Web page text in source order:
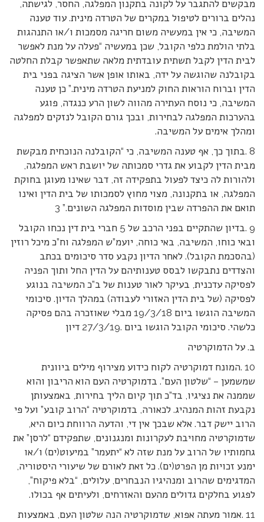
מבקשים להתגבר על לקונה בתקנון המפלגה, החסר, לגישתה,
נהלים ברורים לטיפול במקרים של הטרדה מינית. עוד טענה
המשיבה, כי אין במעשיה משום חריגה מסמכות ו/או התנהגות
בלתי הולמת כלפי הקובל, שכן במעשיה “פעלה על מנת לאפשר
לבית הדין לקבל תשתית עובדתית מלאה שתאפשר קבלת החלטה
בקובלנה שהוגשה על ידה, באותו אופן אשר הציגה בפני בית
הדין וברוח הוראות החוק למניעת הטרדה מינית.” כן טענה
המשיבה, כי נוסח העתירה מהווה לשון הרע כנגדה, פוגע
בהערכות המפלגה לבחירות, ובכך גורם הקובל לנזקים למפלגה
ומהלך אימים על המשיבה.
8 .בתוך כך, אף טענה המשיבה, כי “הקובלנה הנוכחית מבקשת
מבית הדין לקבוע את גדרי סמכותה של יושבת ראש המפלגה,
ולהורות לה כיצד לפעול בתפקידה זה, דבר שאינו מעוגן בחוקת
המפלגה, או בתקנונה, מצוי מחוץ לסמכותו של בית הדין ואינו
תואם את ההפרדה שבין מוסדות המפלגה השונים.” 3
9 .בדיון שהתקיים בפני הרכב של 5 חברי בית דין נכחו הקובל
ובאי כוחו, המשיבה, באי כוחה, יועמ”ש המפלגה וח”כ מיכל רוזין
(בהסכמת הקובל). לאחר הדיון נקבע סדר סיכומים בכתב
והצדדים נתבקשו לבסס טענותיהם על הדין החל ותוך הפניה
לפסיקה עדכנית, בעיקר לאור טענות של ב”כ המשיבה בנוגע
לפסיקה (של בית הדין האזורי לעבודה) במהלך הדיון. סיכומי
המשיבה הוגשו ביום 19/3/18 מבלי שאוזכרה בהם פסיקה
כלשהי. סיכומי הקובל הוגשו ביום .27/3/19 דיון
ב. על הדמוקרטיה
10 .המונח דמוקרטיה לקוח כידוע מצירוף מילים ביוונית
שמשמען – “שלטון העם”. בדמוקרטיה העם הוא הריבון והוא
שממנה את נציגיו, בד”כ תוך קיום הליך בחירות, באמצעותן
נקבעת זהות המנהיג. לכאורה, בדמוקרטיה “הרוב קובע” ועל פי
הרוב יישק דבר. אלא שבכך אין די, והדעה הרווחת כיום היא,
שדמוקרטיה מחויבת לעקרונות ומנגנונים, שתפקידם “לרסן” את
גחמותיו של הרוב על מנת שזה לא “יתעמר” במיעוט(ים) ו/או
ימנע זכויות מן הפרט(ים). כל זאת לאורם של שיעורי היסטוריה,
המדגימים שהרוב ומנהיגיו הנבחרים, עלולים, “בלא פיקוח”,
לפגוע בחלקים גדולים מהעם והאזרחים, ולעיתים אף בכולו.
11 .אמור מעתה אפוא, שדמוקרטיה הנה שלטון העם, באמצעות